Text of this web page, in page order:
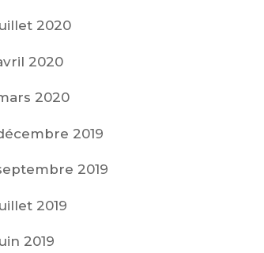
2020
2020
2020
2019
2019
2019
2019